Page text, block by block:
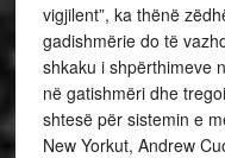
vigjilent”, ka thënë
gadishmërie do të
shkaku i shpërthimeve
në gatishmëri dhe
shtesë për sistemin e
New Yorkut, Andrew